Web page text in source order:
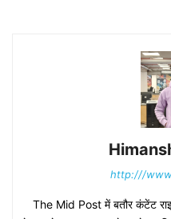
http:///
The Mid Post में बतौर कंटेंट